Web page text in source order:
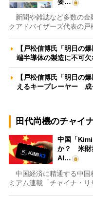
新聞や雑誌など多数の金
クアドバイザーズ代表の戸
【戸松信博氏「明日の
端半導体の製造に不可
【戸松信博氏「明日の
えるキープレーヤー
田代尚機のチャイ
中国「
か？ 米財
AI…
中国経済に精通する中国
ミアム連載「チャイナ・